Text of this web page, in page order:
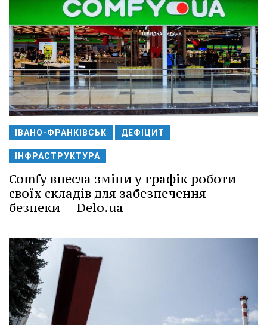
ІВАНО-ФРАНКІВСЬК ДЕФІЦИТ
ІНФРАСТРУКТУРА
Comfy внесла зміни у графік роботи
своїх складів для забезпечення
безпеки -- Delo.ua